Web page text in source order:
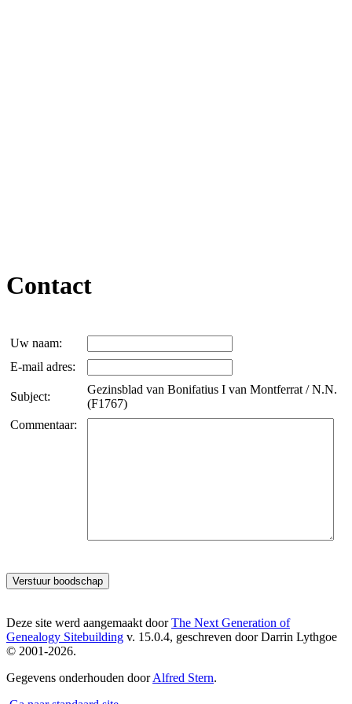
Contact
Uw naam:
E-mail adres:
Subject:
Gezinsblad van Bonifatius I van Montferrat / N.N.
(F1767)
Commentaar:
Deze site werd aangemaakt doorThe Next Generation of
Genealogy Sitebuilding v. 15.0.4, geschreven door Darrin Lythgoe
© 2001-2026.
Gegevens onderhouden doorAlfred Stern.